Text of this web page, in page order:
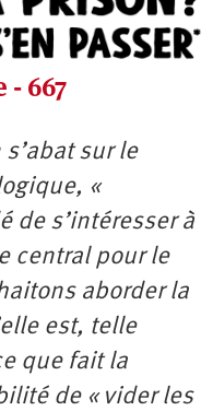
667
sur le
«
de s’intéresser à
central pour le
aborder la
est, telle
que fait la
de « vider les